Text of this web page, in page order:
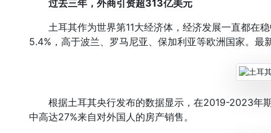
过去三年，外商引资超313亿美元
土耳其作为世界第11大经济体，经济发展一直都在
5.4%，高于波兰、罗马尼亚、保加利亚等欧洲国家。
根据土耳其央行发布的数据显示，在2019-2023年
中高达27%来自对外国人的房产销售。